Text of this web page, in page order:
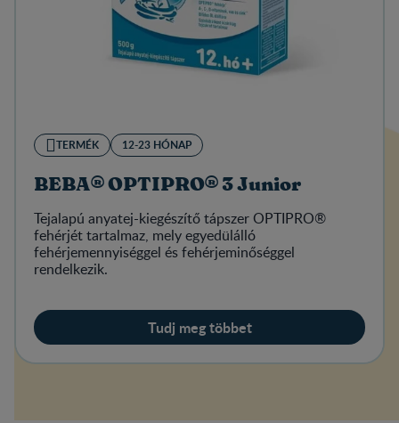
TERMÉK 12-23 HÓNAP
BEBA® OPTIPRO® 3 Junior
Tejalapú anyatej-kiegészítő tápszer OPTIPRO®
fehérjét tartalmaz, mely egyedülálló
fehérjemennyiséggel és fehérjeminőséggel
rendelkezik.
Tudj meg többet